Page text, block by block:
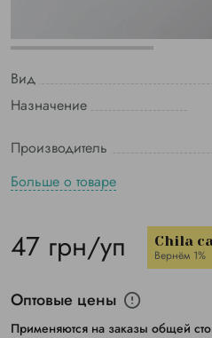
Вид
Назначение
Производитель
Больше о товаре
47 грн/уп Chila
Вернём 1%
Оптовые цены
Применяются на заказы общей